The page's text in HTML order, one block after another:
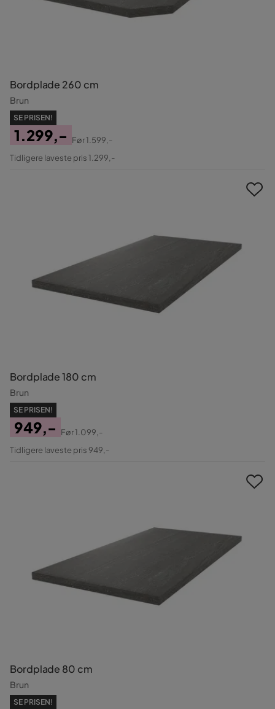
Bordplade 260 cm
Brun
SE PRISEN!
Pris
1.299,-
Original
Før1.599,-
Tidligere laveste pris 1.299,-
Bordplade 180 cm
Brun
SE PRISEN!
Pris
949,-
Original
Før1.099,-
Tidligere laveste pris 949,-
Bordplade 80 cm
Brun
SE PRISEN!